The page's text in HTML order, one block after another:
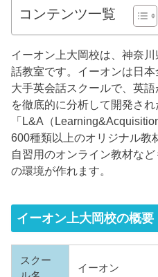
コンテンツ一覧
イーオン上大岡校は、神奈
話教室です。イーオンは日
大手英会話スクールで、英
を徹底的に分析して開発さ
「L&A（
600種類以上のオリジナル教
自習用のオンライン教材な
の環境が作れます。
イーオン上大岡校の概要
スクー
イーオン